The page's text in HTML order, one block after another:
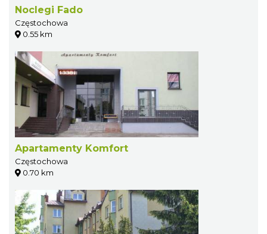
Noclegi Fado
Częstochowa
0.55 km
Apartamenty Komfort
Częstochowa
0.70 km